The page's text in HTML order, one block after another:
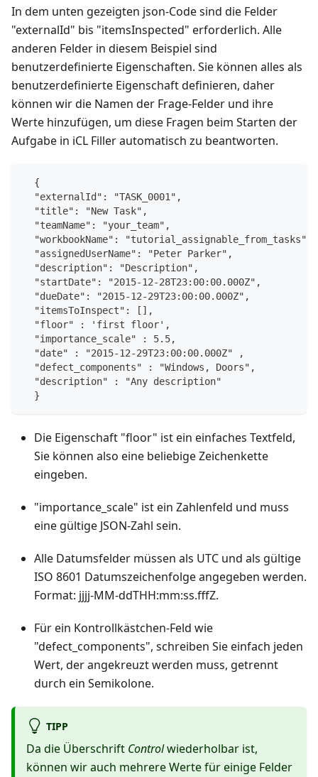
In dem unten gezeigten json-Code sind die Felder
"externalId" bis "itemsInspected" erforderlich. Alle
anderen Felder in diesem Beispiel sind
benutzerdefinierte Eigenschaften. Sie können alles als
benutzerdefinierte Eigenschaft definieren, daher
können wir die Namen der Frage-Felder und ihre
Werte hinzufügen, um diese Fragen beim Starten der
Aufgabe in iCL Filler automatisch zu beantworten.
  {
  "externalId": "TASK_0001",
  "title": "New Task",
  "teamName": "your_team",
  "workbookName": "tutorial_assignable_from_tasks",
  "assignedUserName": "Peter Parker",
  "description": "Description",
  "startDate": "2015-12-28T23:00:00.000Z",
  "dueDate": "2015-12-29T23:00:00.000Z",
  "itemsToInspect": [],
  "floor" : 'first floor',
  "importance_scale" : 5.5,
  "date" : "2015-12-29T23:00:00.000Z" ,
  "defect_components" : "Windows, Doors",
  "description" : "Any description"
  }
Die Eigenschaft "floor" ist ein einfaches Textfeld,
Sie können also eine beliebige Zeichenkette
eingeben.
"importance_scale" ist ein Zahlenfeld und muss
eine gültige JSON-Zahl sein.
Alle Datumsfelder müssen als UTC und als gültige
ISO 8601 Datumszeichenfolge angegeben werden.
Format: jjjj-MM-ddTHH:mm:ss.fffZ.
Für ein Kontrollkästchen-Feld wie
"defect_components", schreiben Sie einfach jeden
Wert, der angekreuzt werden muss, getrennt
durch ein Semikolone.
TIPP
Da die Überschrift Controlwiederholbar ist,
können wir auch mehrere Werte für einige Felder